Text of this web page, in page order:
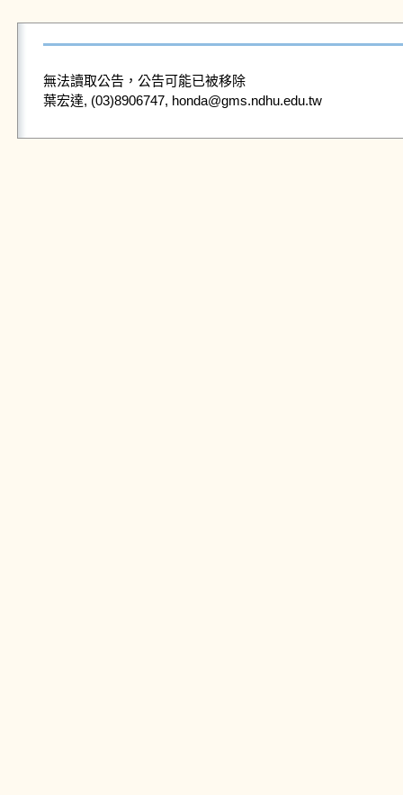
無法讀取公告，公告可能已被移除
葉宏達, (03)8906747, honda@gms.ndhu.edu.tw